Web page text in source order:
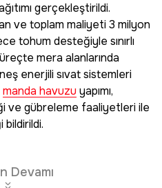
gerçekleştirildi.
ve toplam maliyeti 3 milyon
tohum desteğiyle sınırlı
mera alanlarında
enerjili sıvat sistemleri
manda havuzu yapımı,
ve gübreleme faaliyetleri ile
bildirildi.
Devamı